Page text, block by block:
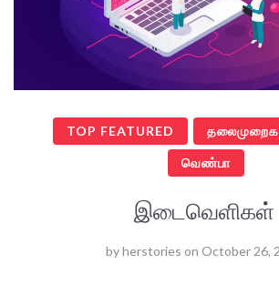
TOP FEATURED
வெண்பா
இடைவெளிகள்
byherstories on October 26,